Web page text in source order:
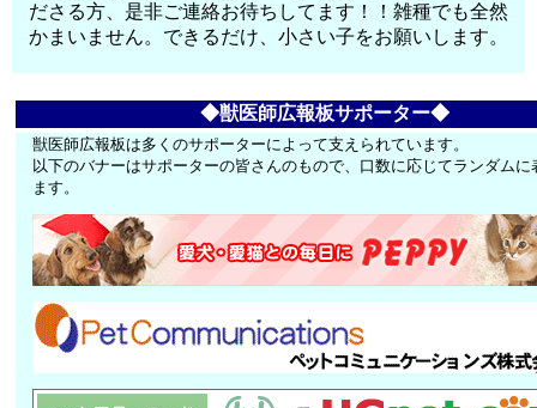
ださる方、是非ご連絡お待ちしてます！！雑種でも全然
かまいません。できるだけ、小さい子をお願いします。
◆獣医師広報板サポーター◆
獣医師広報板は多くのサポーターによって支えられています。
以下のバナーはサポーターの皆さんのもので、口数に応じてランダムに
ます。